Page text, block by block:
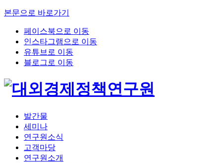
본문으로 바로가기
페이스북으로 이동
인스타그램으로 이동
유튜브로 이동
블로그로 이동
발간물
세미나
연구원소식
고객마당
연구원소개